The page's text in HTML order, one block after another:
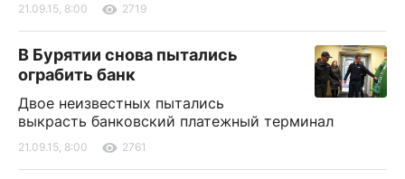
21.09.15, 8:00 2719
В Бурятии снова пытались
ограбить банк
Двое неизвестных пытались
выкрасть банковский платежный терминал
21.09.15, 8:00 2761